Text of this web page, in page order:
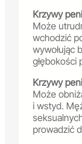
Krzywy
Może
wchodzić
wywołując
głębokości
Krzywy
Może
i wstyd.
prowadzić